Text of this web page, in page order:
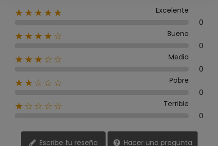
★★★★★
Excelente
0
★★★★☆
Bueno
0
★★★☆☆
Medio
0
★★☆☆☆
Pobre
0
★☆☆☆☆
Terrible
0
Escribe tu reseña Hacer una pregunta